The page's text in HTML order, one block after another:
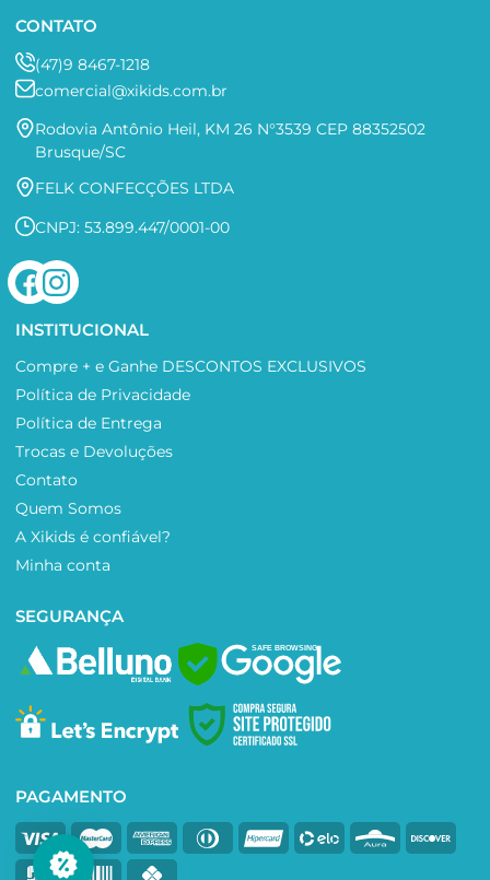
CONTATO
(47)9 8467-1218
comercial@xikids.com.br
Rodovia Antônio Heil, KM 26 N°3539 CEP 88352502
Brusque/SC
FELK CONFECÇÕES LTDA
CNPJ: 53.899.447/0001-00
INSTITUCIONAL
Compre + e Ganhe DESCONTOS EXCLUSIVOS
Política de Privacidade
Política de Entrega
Trocas e Devoluções
Contato
Quem Somos
A Xikids é confiável?
Minha conta
SEGURANÇA
SAFE BROWSING
PAGAMENTO